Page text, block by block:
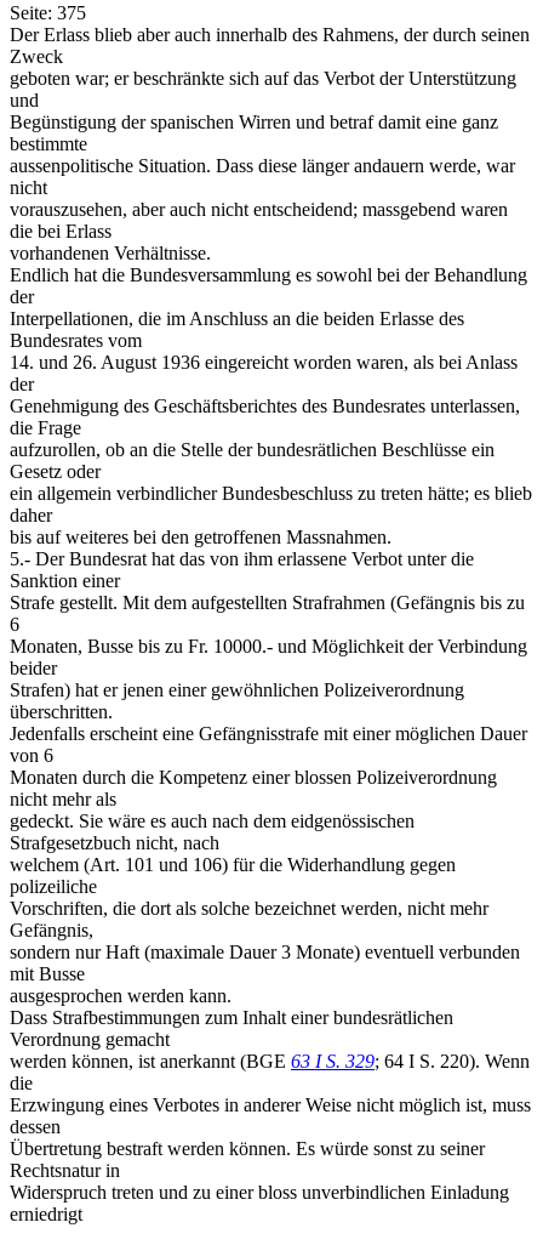
Seite: 375
Der Erlass blieb aber auch innerhalb des Rahmens, der durch seinen
Zweck
geboten war; er beschränkte sich auf das Verbot der Unterstützung
und
Begünstigung der spanischen Wirren und betraf damit eine ganz
bestimmte
aussenpolitische Situation. Dass diese länger andauern werde, war
nicht
vorauszusehen, aber auch nicht entscheidend; massgebend waren
die bei Erlass
vorhandenen Verhältnisse.
Endlich hat die Bundesversammlung es sowohl bei der Behandlung
der
Interpellationen, die im Anschluss an die beiden Erlasse des
Bundesrates vom
14. und 26. August 1936 eingereicht worden waren, als bei Anlass
der
Genehmigung des Geschäftsberichtes des Bundesrates unterlassen,
die Frage
aufzurollen, ob an die Stelle der bundesrätlichen Beschlüsse ein
Gesetz oder
ein allgemein verbindlicher Bundesbeschluss zu treten hätte; es blieb
daher
bis auf weiteres bei den getroffenen Massnahmen.
5.- Der Bundesrat hat das von ihm erlassene Verbot unter die
Sanktion einer
Strafe gestellt. Mit dem aufgestellten Strafrahmen (Gefängnis bis zu
6
Monaten, Busse bis zu Fr. 10000.- und Möglichkeit der Verbindung
beider
Strafen) hat er jenen einer gewöhnlichen Polizeiverordnung
überschritten.
Jedenfalls erscheint eine Gefängnisstrafe mit einer möglichen Dauer
von 6
Monaten durch die Kompetenz einer blossen Polizeiverordnung
nicht mehr als
gedeckt. Sie wäre es auch nach dem eidgenössischen
Strafgesetzbuch nicht, nach
welchem (Art. 101 und 106) für die Widerhandlung gegen
polizeiliche
Vorschriften, die dort als solche bezeichnet werden, nicht mehr
Gefängnis,
sondern nur Haft (maximale Dauer 3 Monate) eventuell verbunden
mit Busse
ausgesprochen werden kann.
Dass Strafbestimmungen zum Inhalt einer bundesrätlichen
Verordnung gemacht
werden können, ist anerkannt (BGE 63 I S. 329; 64 I S. 220). Wenn
die
Erzwingung eines Verbotes in anderer Weise nicht möglich ist, muss
dessen
Übertretung bestraft werden können. Es würde sonst zu seiner
Rechtsnatur in
Widerspruch treten und zu einer bloss unverbindlichen Einladung
erniedrigt